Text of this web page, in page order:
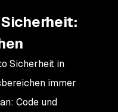
Sicherheit in
immer
Code und